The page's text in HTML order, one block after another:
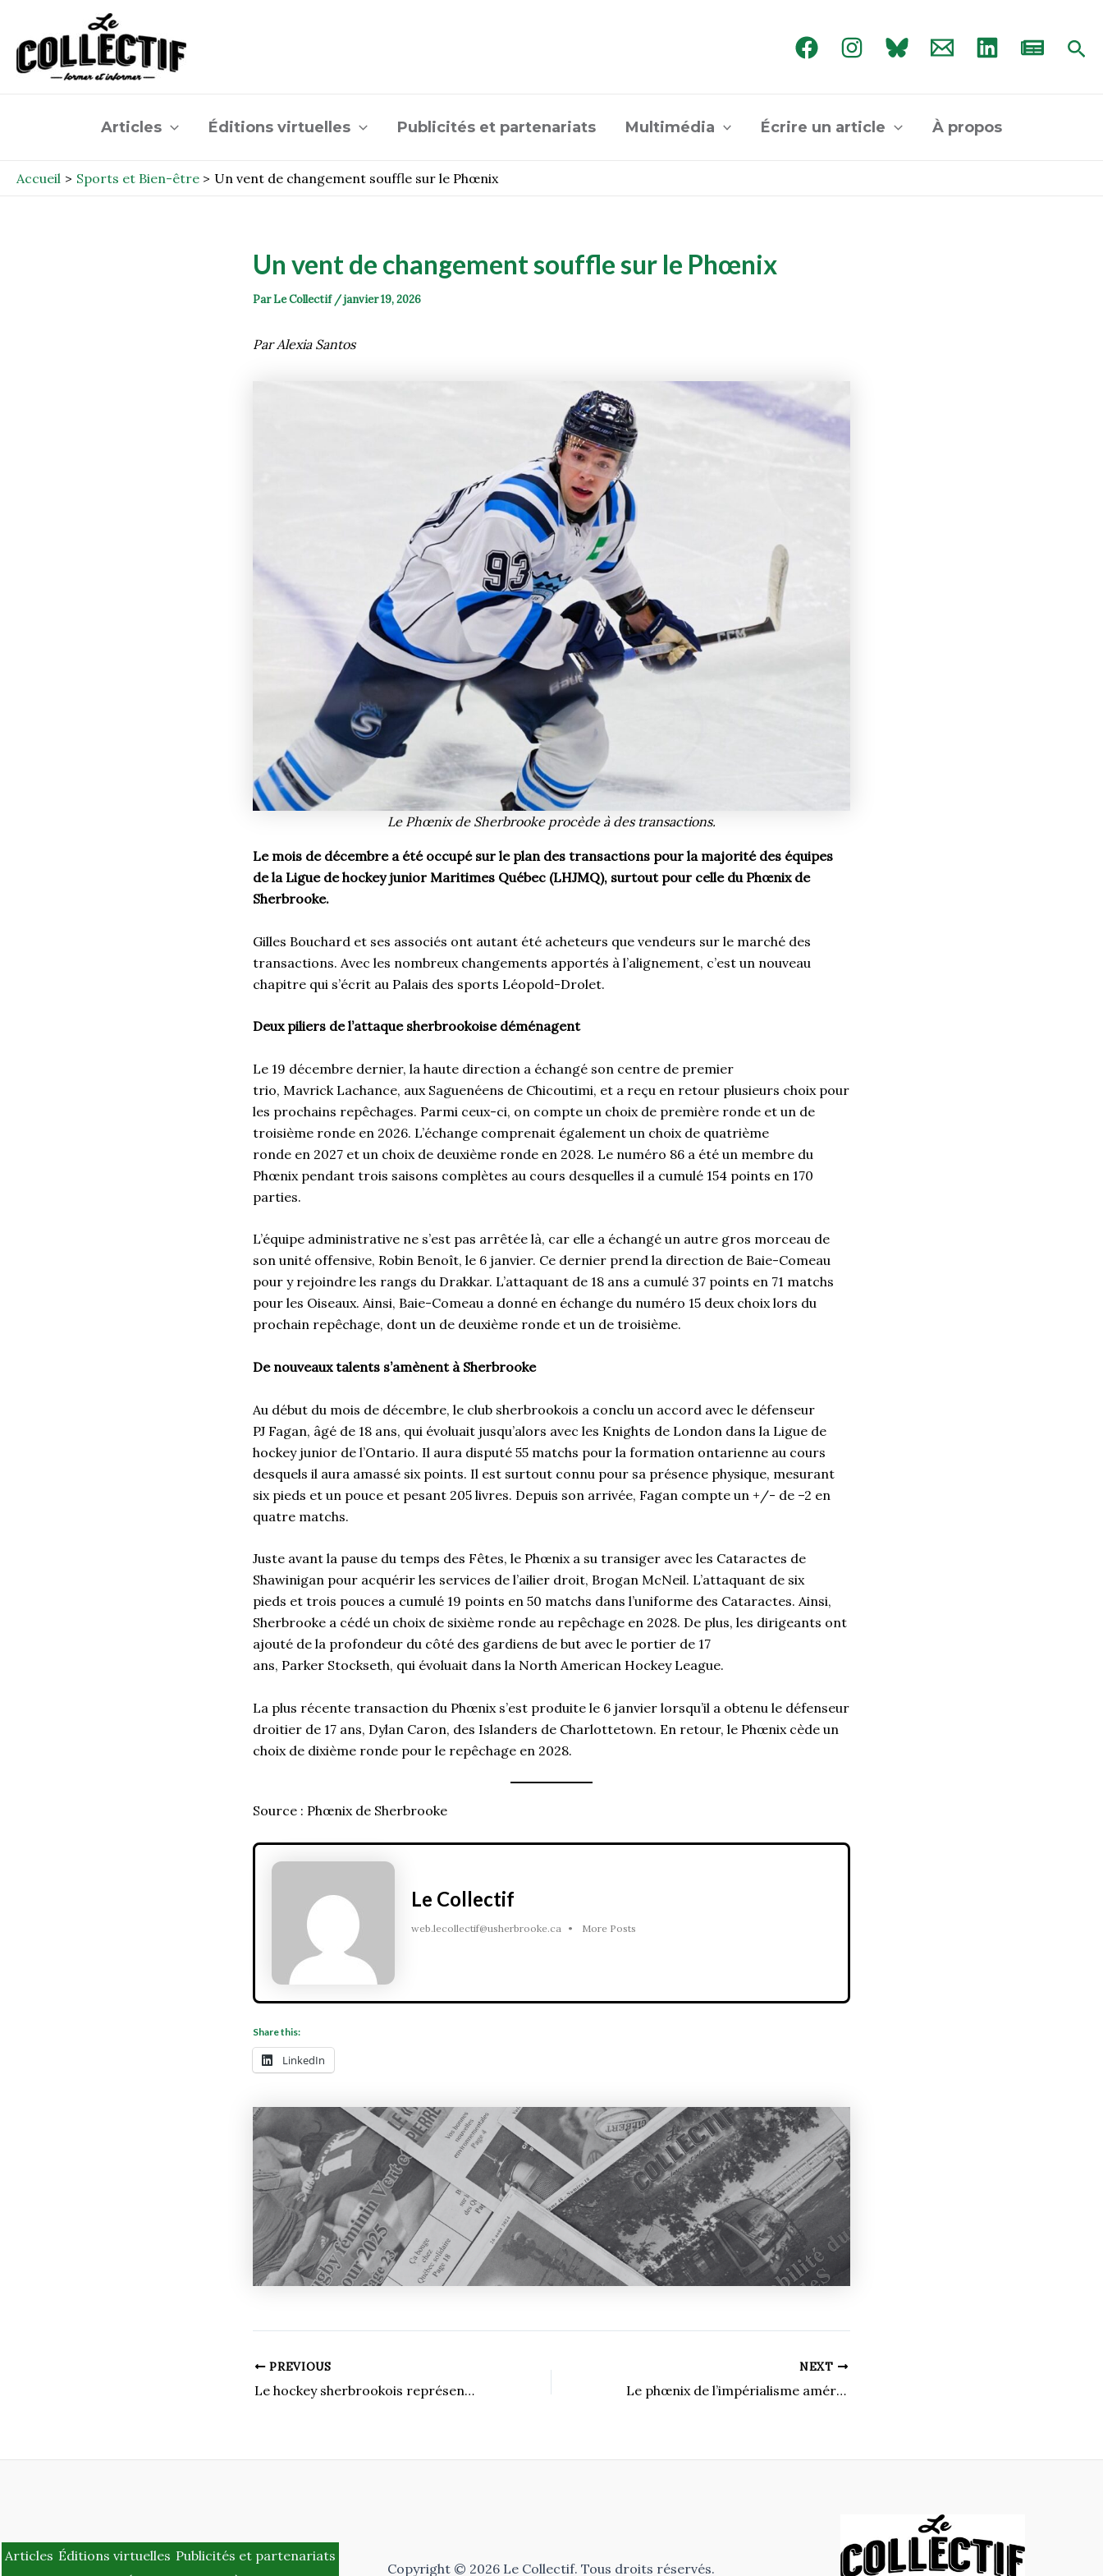
contenu
Articles Éditions virtuelles Publicités et partenariats Multimédia Écrire un article À propos
Accueil Sports et Bien-être Un vent de changement souffle sur le Phœnix
Un vent de changement souffle sur le Phœnix
ParLe Collectif /janvier 19, 2026
Par Alexia Santos
Le Phœnix de Sherbrooke procède à des transactions.
Le mois de décembre a été occupé sur le plan des transactions pour la majorité des équipes
de la Ligue de hockey junior Maritimes Québec (LHJMQ), surtout pour celle du Phœnix de
Sherbrooke.
Gilles Bouchard et ses associés ont autant été acheteurs que vendeurs sur le marché des
transactions. Avec les nombreux changements apportés à l’alignement, c’est un nouveau
chapitre qui s’écrit au Palais des sports Léopold-Drolet.
Deux piliers de l’attaque sherbrookoise déménagent
Le 19 décembre dernier, la haute direction a échangé son centre de premier
trio, Mavrick Lachance, aux Saguenéens de Chicoutimi, et a reçu en retour plusieurs choix pour
les prochains repêchages. Parmi ceux-ci, on compte un choix de première ronde et un de
troisième ronde en 2026. L’échange comprenait également un choix de quatrième
ronde en 2027 et un choix de deuxième ronde en 2028. Le numéro 86 a été un membre du
Phœnix pendant trois saisons complètes au cours desquelles il a cumulé 154 points en 170
parties.
L’équipe administrative ne s’est pas arrêtée là, car elle a échangé un autre gros morceau de
son unité offensive, Robin Benoît, le 6 janvier. Ce dernier prend la direction de Baie-Comeau
pour y rejoindre les rangs du Drakkar. L’attaquant de 18 ans a cumulé 37 points en 71 matchs
pour les Oiseaux. Ainsi, Baie-Comeau a donné en échange du numéro 15 deux choix lors du
prochain repêchage, dont un de deuxième ronde et un de troisième.
De nouveaux talents s’amènent à Sherbrooke
Au début du mois de décembre, le club sherbrookois a conclu un accord avec le défenseur
PJ Fagan, âgé de 18 ans, qui évoluait jusqu’alors avec les Knights de London dans la Ligue de
hockey junior de l’Ontario. Il aura disputé 55 matchs pour la formation ontarienne au cours
desquels il aura amassé six points. Il est surtout connu pour sa présence physique, mesurant
six pieds et un pouce et pesant 205 livres. Depuis son arrivée, Fagan compte un +/- de –2 en
quatre matchs.
Juste avant la pause du temps des Fêtes, le Phœnix a su transiger avec les Cataractes de
Shawinigan pour acquérir les services de l’ailier droit, Brogan McNeil. L’attaquant de six
pieds et trois pouces a cumulé 19 points en 50 matchs dans l’uniforme des Cataractes. Ainsi,
Sherbrooke a cédé un choix de sixième ronde au repêchage en 2028. De plus, les dirigeants ont
ajouté de la profondeur du côté des gardiens de but avec le portier de 17
ans, Parker Stockseth, qui évoluait dans la North American Hockey League.
La plus récente transaction du Phœnix s’est produite le 6 janvier lorsqu’il a obtenu le défenseur
droitier de 17 ans, Dylan Caron, des Islanders de Charlottetown. En retour, le Phœnix cède un
choix de dixième ronde pour le repêchage en 2028.
Source : Phœnix de Sherbrooke
Le Collectif
web.lecollectif@usherbrooke.ca • More Posts
Share this:
LinkedIn
PREVIOUS
Le hockey sherbrookois représenté aux Jeux olympiques d’Italie
NEXT
Le phœnix de l’impérialisme américain
Articles Éditions virtuelles Publicités et partenariats
Copyright © 2026 Le Collectif. Tous droits réservés.